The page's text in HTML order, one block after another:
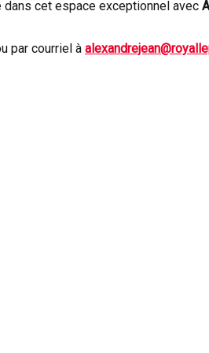
dans cet espace exceptionnel avec
par courriel à